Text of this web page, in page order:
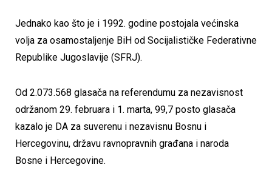
Jednako kao što je i 1992. godine postojala većinska
volja za osamostaljenje BiH od Socijalističke Federativne
Republike Jugoslavije (SFRJ).
Od 2.073.568 glasača na referendumu za nezavisnost
održanom 29. februara i 1. marta, 99,7 posto glasača
kazalo je DA za suverenu i nezavisnu Bosnu i
Hercegovinu, državu ravnopravnih građana i naroda
Bosne i Hercegovine.